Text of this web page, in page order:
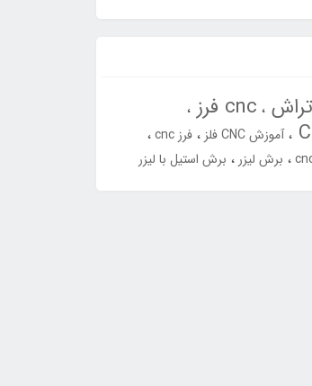
cnc فرز
آموزش CNC فلز
فرز cnc
برش لیزر برش استیل با لیزر